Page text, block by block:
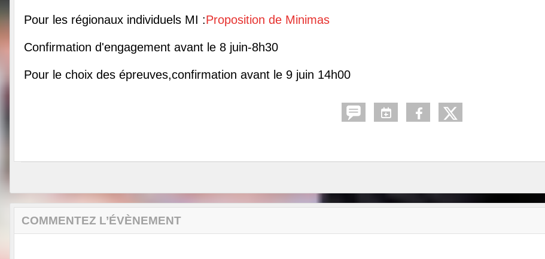
Pour les régionaux individuels MI :Proposition de Minimas
Confirmation d'engagement avant le 8 juin-8h30
Pour le choix des épreuves,confirmation avant le 9 juin 14h00
COMMENTEZ L’ÉVÈNEMENT